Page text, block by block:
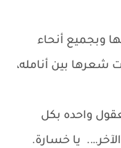
وبجميع أنحاء
بين أنامله،
واحده بكل
يا خسارة.